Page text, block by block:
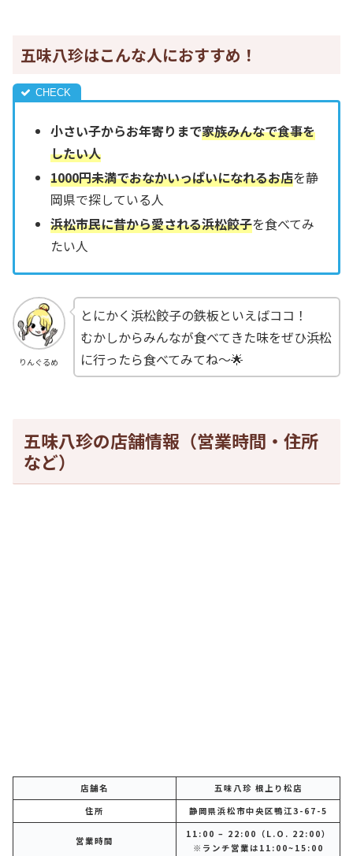
五味八珍はこんな人におすすめ！
小さい子からお年寄りまで家族みんなで食事を
したい人
1000円未満でおなかいっぱいになれるお店を静
岡県で探している人
浜松市民に昔から愛される浜松餃子を食べてみ
たい人
りんぐるめ
とにかく浜松餃子の鉄板といえばココ！
むかしからみんなが食べてきた味をぜひ浜松
に行ったら食べてみてね～🌟
五味八珍の店舗情報（営業時間・住所
など）
店舗名
五味八珍 根上り松店
住所
静岡県浜松市中央区鴨江3-67-5
営業時間
11:00 – 22:00（L.O. 22:00）
※ランチ営業は11:00~15:00